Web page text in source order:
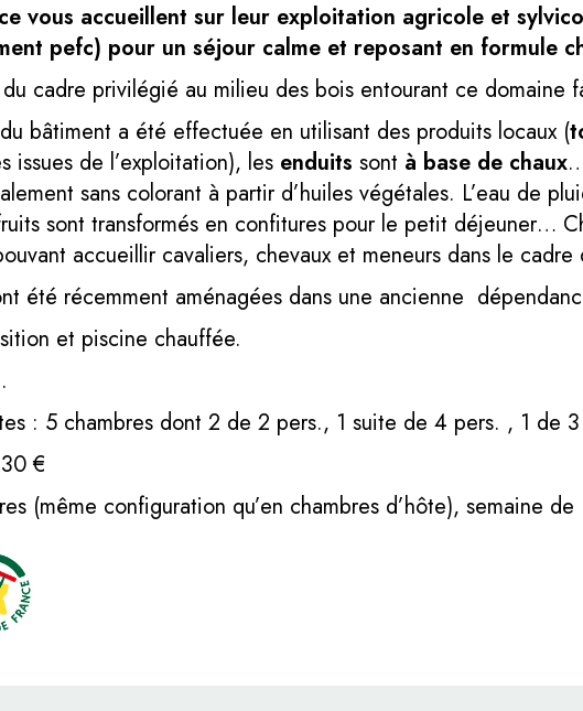
vous accueillent sur leur exploitation agricole et
pefc) pour un séjour calme et reposant en formule
cadre privilégié au milieu des bois entourant ce domaine
bâtiment a été effectuée en utilisant des produits locaux (
issues de l’exploitation), les enduits sont à base de chaux
sans colorant à partir d’huiles végétales. L’eau de
sont transformés en confitures pour le petit déjeuner…
accueillir cavaliers, chevaux et meneurs dans le
été récemment aménagées dans une ancienne
et piscine chauffée.
: 5 chambres dont 2 de 2 pers., 1 suite de 4 pers. , 1 de
€
(même configuration qu’en chambres d’hôte), semaine